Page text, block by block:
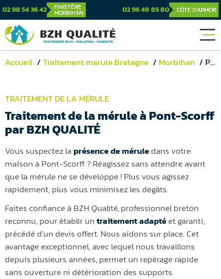
02 98 54 36 42 FINISTÈRE
MORBIHAN 02 96 48 85 80 CÔTE D'ARMOR
Accueil Traitement merule Bretagne Morbihan Pont-Scorff
TRAITEMENT DE LA MÉRULE
Traitement de la mérule à Pont-Scorff
par BZH QUALITÉ
Vous suspectez laprésence de méruledans votre
maison à Pont-Scorff ? Réagissez sans attendre avant
que la mérule ne se développe ! Plus vous agissez
rapidement, plus vous minimisez les dégâts.
Faites confiance à BZH Qualité, professionnel breton
reconnu, pour établir untraitement adaptéet garanti,
précédé d’un devis offert. Nous aidons sur place. Cet
avantage exceptionnel, avec lequel nous travaillons
depuis plusieurs années, permet un repérage rapide
sans ouverture ni détérioration des supports.